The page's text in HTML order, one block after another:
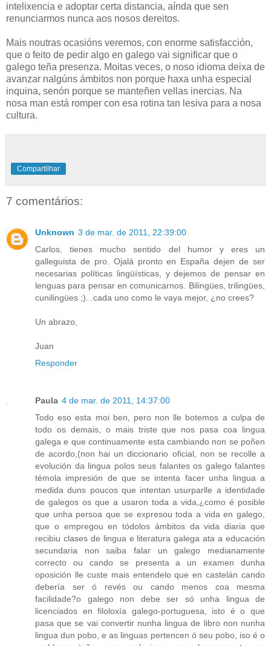
intelixencia e adoptar certa distancia, aínda que sen
renunciarmos nunca aos nosos dereitos.
Mais noutras ocasións veremos, con enorme satisfacción,
que o feito de pedir algo en galego vai significar que o
galego teña presenza. Moitas veces, o noso idioma deixa de
avanzar nalgúns ámbitos non porque haxa unha especial
inquina, senón porque se manteñen vellas inercias. Na
nosa man está romper con esa rotina tan lesiva para a nosa
cultura.
Compartilhar
7 comentários:
Unknown 3 de mar. de 2011, 22:39:00
Carlos, tienes mucho sentido del humor y eres un
galleguista de pro. Ojalá pronto en España dejen de ser
necesarias políticas lingüísticas, y dejemos de pensar en
lenguas para pensar en comunicarnos. Bilingües, trilingües,
cunilingües ;)...cada uno como le vaya mejor, ¿no crees?
Un abrazo,
Juan
Responder
Paula 4 de mar. de 2011, 14:37:00
Todo eso esta moi ben, pero non lle botemos a culpa de
todo os demais, o mais triste que nos pasa coa lingua
galega e que continuamente esta cambiando non se poñen
de acordo,(non hai un diccionario oficial, non se recolle a
evolución da lingua polos seus falantes os galego falantes
témola impresión de que se intenta facer unha lingua a
medida duns poucos que intentan usurparlle a identidade
de galegos os que a usaron toda a vida,¿como é posible
que unha persoa que se expresou toda a vida en galego,
que o empregou en tódolos ámbitos da vida diaria que
recibiu clases de lingua e literatura galega ata a educación
secundaria non saiba falar un galego medianamente
correcto ou cando se presenta a un examen dunha
oposición lle custe mais entendelo que en castelán cando
debería ser ó revés ou cando menos coa mesma
facilidade?o galego non debe ser só unha lingua de
licenciados en filoloxía galego-portuguesa, isto é o que
pasa que se vai convertir nunha lingua de libro non nunha
lingua dun pobo, e as linguas pertencen ó seu pobo, iso é o